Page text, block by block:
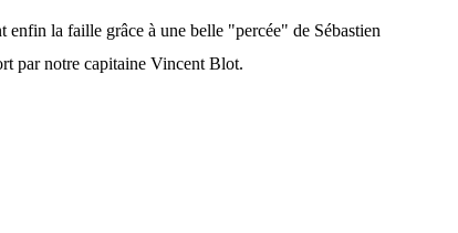
enfin la faille grâce à une belle "percée" de Sébastien
par notre capitaine Vincent Blot.